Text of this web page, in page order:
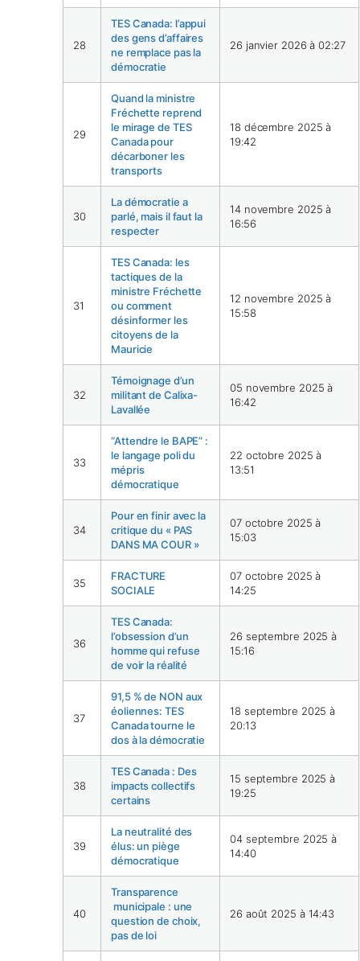
28
TES Canada: l’appui
des gens d’affaires
ne remplace pas la
démocratie
26 janvier 2026 à 02:27
29
Quand la ministre
Fréchette reprend
le mirage de TES
Canada pour
décarboner les
transports
18 décembre 2025 à
19:42
30
La démocratie a
parlé, mais il faut la
respecter
14 novembre 2025 à
16:56
31
TES Canada: les
tactiques de la
ministre Fréchette
ou comment
désinformer les
citoyens de la
Mauricie
12 novembre 2025 à
15:58
32
Témoignage d’un
militant de Calixa-
Lavallée
05 novembre 2025 à
16:42
33
“Attendre le BAPE” :
le langage poli du
mépris
démocratique
22 octobre 2025 à
13:51
34
Pour en finir avec la
critique du « PAS
DANS MA COUR »
07 octobre 2025 à
15:03
35
FRACTURE
SOCIALE
07 octobre 2025 à
14:25
36
TES Canada:
l’obsession d’un
homme qui refuse
de voir la réalité
26 septembre 2025 à
15:16
37
91,5 % de NON aux
éoliennes: TES
Canada tourne le
dos à la démocratie
18 septembre 2025 à
20:13
38
TES Canada : Des
impacts collectifs
certains
15 septembre 2025 à
19:25
39
La neutralité des
élus: un piège
démocratique
04 septembre 2025 à
14:40
40
Transparence
municipale : une
question de choix,
pas de loi
26 août 2025 à 14:43